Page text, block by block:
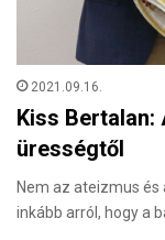
2021.09.16.
Kiss
ürességtől
Nem az ateizmus és
inkább arról, hogy a